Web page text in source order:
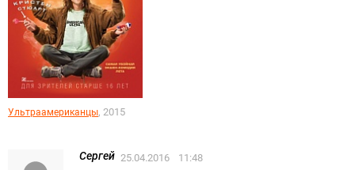
Ультраамериканцы, 2015
Сергей 25.04.2016 11:48